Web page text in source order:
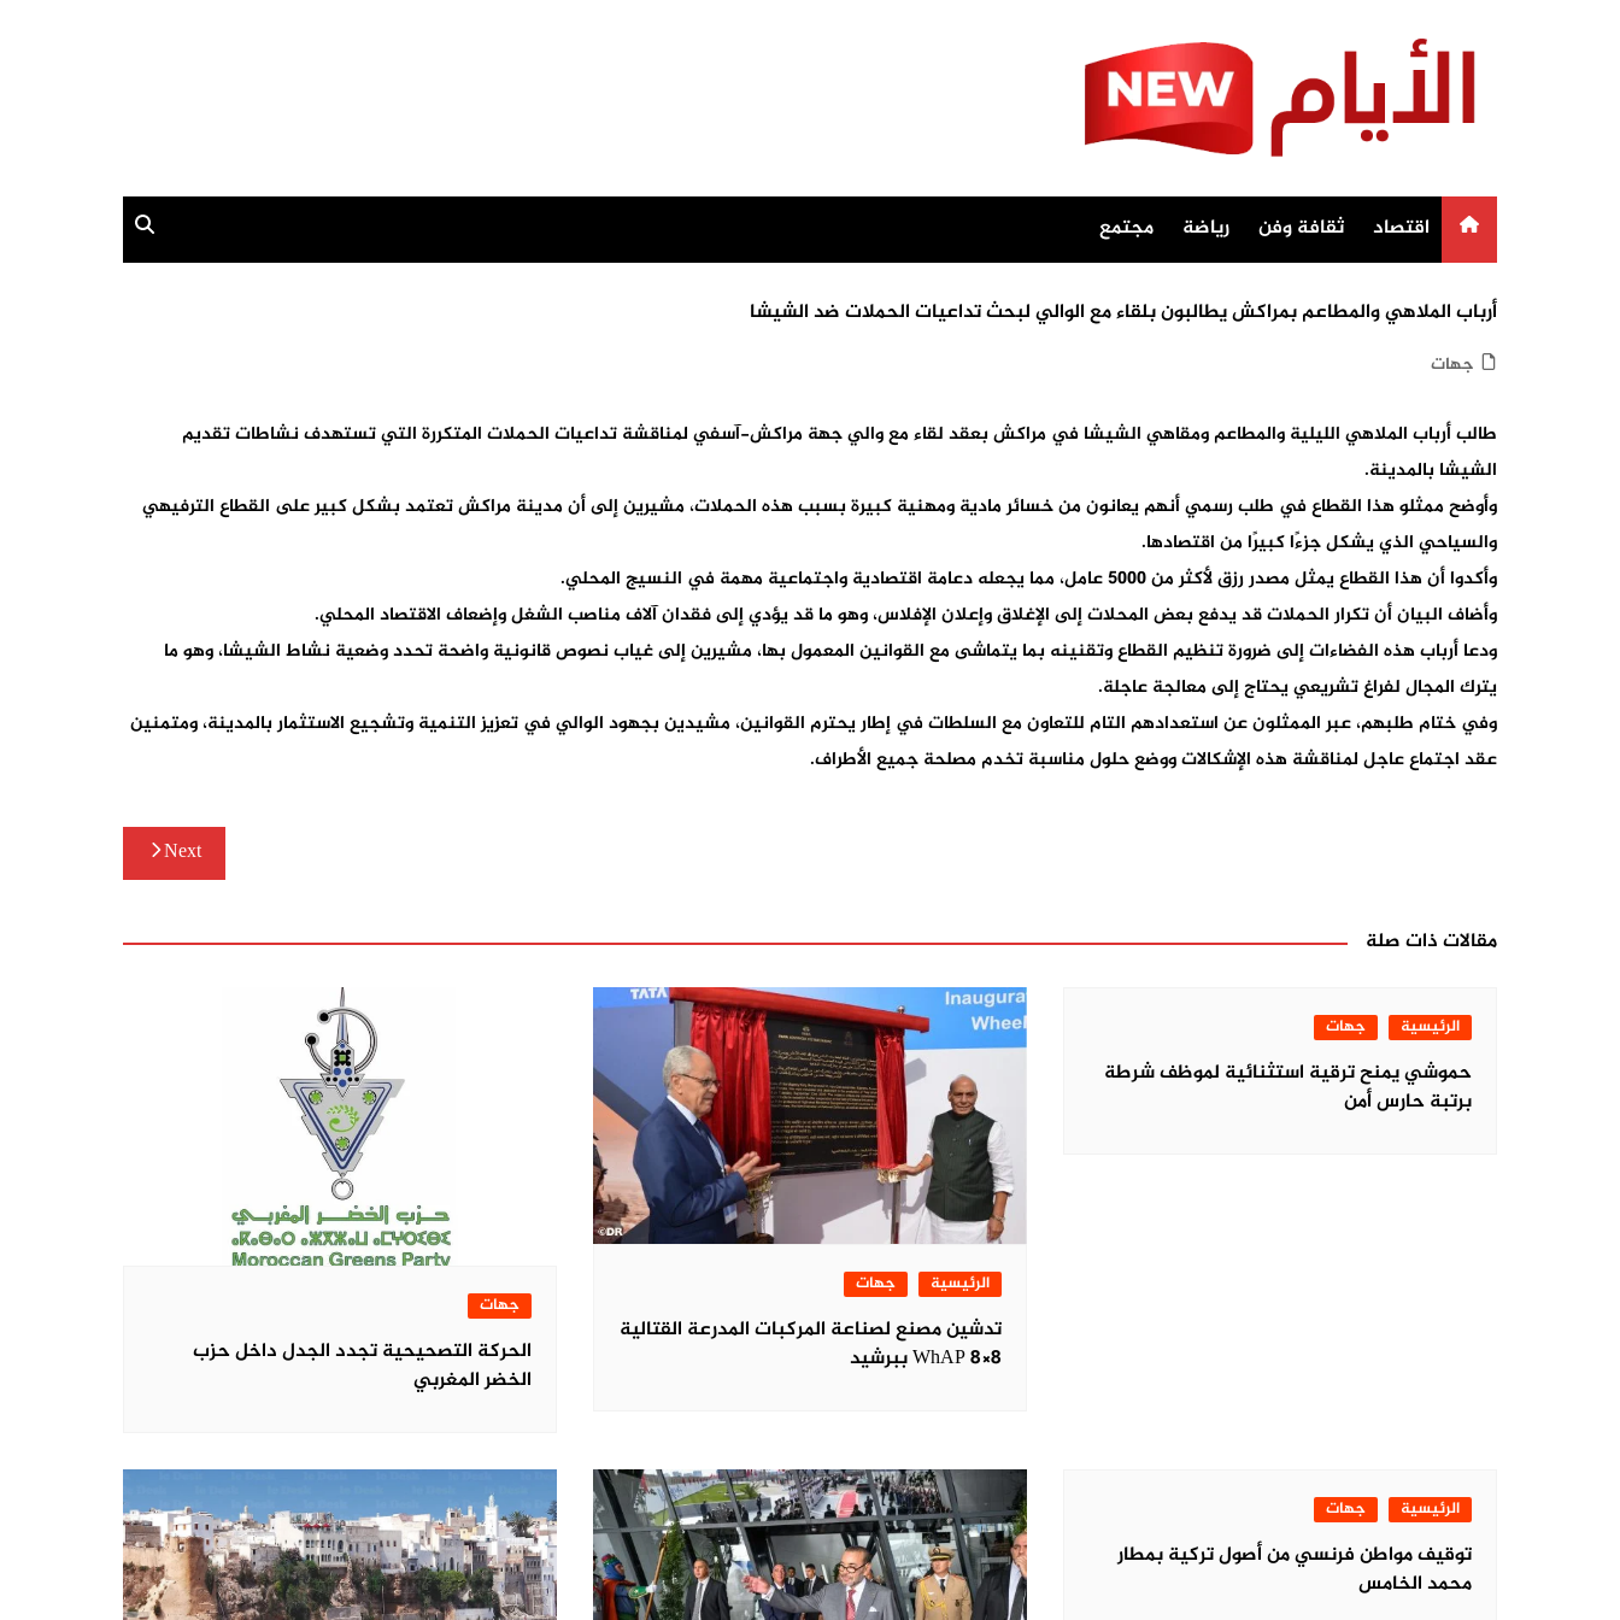
اقتصاد ثقافة وفن رياضة مجتمع
أرباب الملاهي والمطاعم بمراكش يطالبون بلقاء مع الوالي لبحث تداعيات الحملات ضد الشيشا
جهات
طالب أرباب الملاهي الليلية والمطاعم ومقاهي الشيشا في مراكش بعقد لقاء مع والي جهة مراكش-آسفي لمناقشة تداعيات الحملات المتكررة التي تستهدف نشاطات تقديم
الشيشا بالمدينة.
وأوضح ممثلو هذا القطاع في طلب رسمي أنهم يعانون من خسائر مادية ومهنية كبيرة بسبب هذه الحملات، مشيرين إلى أن مدينة مراكش تعتمد بشكل كبير على القطاع الترفيهي
والسياحي الذي يشكل جزءًا كبيرًا من اقتصادها.
وأكدوا أن هذا القطاع يمثل مصدر رزق لأكثر من 5000 عامل، مما يجعله دعامة اقتصادية واجتماعية مهمة في النسيج المحلي.
وأضاف البيان أن تكرار الحملات قد يدفع بعض المحلات إلى الإغلاق وإعلان الإفلاس، وهو ما قد يؤدي إلى فقدان آلاف مناصب الشغل وإضعاف الاقتصاد المحلي.
ودعا أرباب هذه الفضاءات إلى ضرورة تنظيم القطاع وتقنينه بما يتماشى مع القوانين المعمول بها، مشيرين إلى غياب نصوص قانونية واضحة تحدد وضعية نشاط الشيشا، وهو ما
يترك المجال لفراغ تشريعي يحتاج إلى معالجة عاجلة.
وفي ختام طلبهم، عبر الممثلون عن استعدادهم التام للتعاون مع السلطات في إطار يحترم القوانين، مشيدين بجهود الوالي في تعزيز التنمية وتشجيع الاستثمار بالمدينة، ومتمنين
عقد اجتماع عاجل لمناقشة هذه الإشكالات ووضع حلول مناسبة تخدم مصلحة جميع الأطراف.
Next
مقالات ذات صلة
الرئيسية جهات
حموشي يمنح ترقية استثنائية لموظف شرطة
برتبة حارس أمن
الرئيسية جهات
تدشين مصنع لصناعة المركبات المدرعة القتالية
WhAP 8×8 ببرشيد
جهات
الحركة التصحيحية تجدد الجدل داخل حزب
الخضر المغربي
الرئيسية جهات
توقيف مواطن فرنسي من أصول تركية بمطار
محمد الخامس